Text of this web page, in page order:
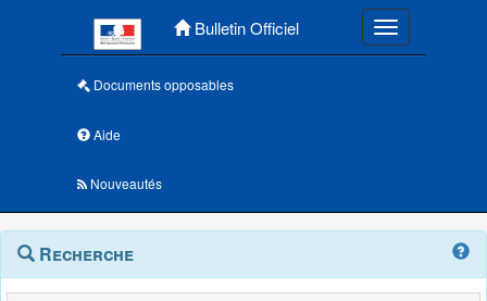
Bulletin Officiel Toggle
Documents opposables
Aide
Nouveautés
Navigation
outils
Menu
contextuel
Recherche